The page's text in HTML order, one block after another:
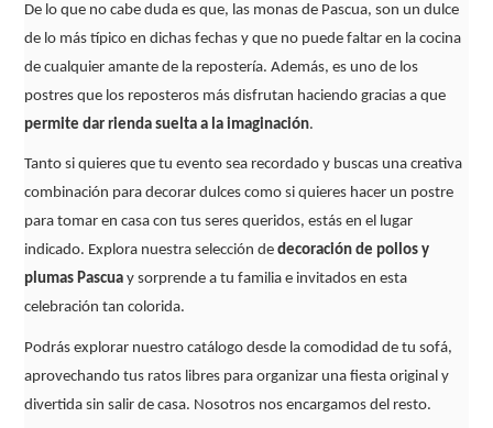
De lo que no cabe duda es que, las monas de Pascua, son un dulce
de lo más típico en dichas fechas y que no puede faltar en la cocina
de cualquier amante de la repostería. Además, es uno de los
postres que los reposteros más disfrutan haciendo gracias a que
permite dar rienda suelta a la imaginación.
Tanto si quieres que tu evento sea recordado y buscas una creativa
combinación para decorar dulces como si quieres hacer un postre
para tomar en casa con tus seres queridos, estás en el lugar
indicado. Explora nuestra selección dedecoración de pollos y
plumas Pascua y sorprende a tu familia e invitados en esta
celebración tan colorida.
Podrás explorar nuestro catálogo desde la comodidad de tu sofá,
aprovechando tus ratos libres para organizar una fiesta original y
divertida sin salir de casa. Nosotros nos encargamos del resto.